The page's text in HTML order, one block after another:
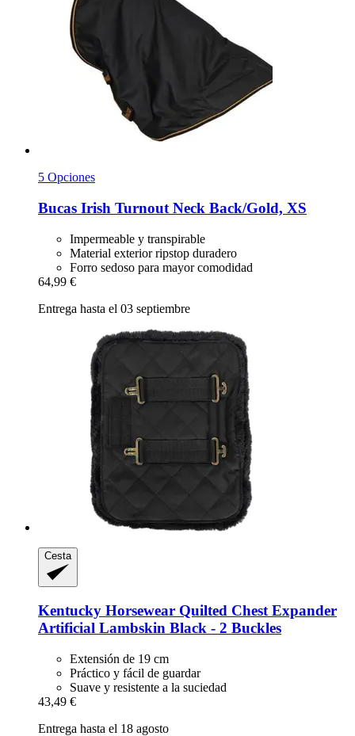
5 Opciones
Bucas Irish Turnout Neck Back/Gold, XS
Impermeable y transpirable
Material exterior ripstop duradero
Forro sedoso para mayor comodidad
64,99 €
Entrega hasta el 03 septiembre
Cesta
Kentucky Horsewear Quilted Chest Expander
Artificial Lambskin Black -​ 2 Buckles
Extensión de 19 cm
Práctico y fácil de guardar
Suave y resistente a la suciedad
43,49 €
Entrega hasta el 18 agosto